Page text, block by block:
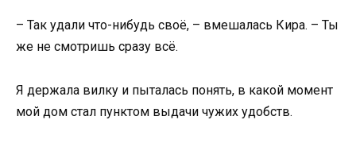
– Так удали что-нибудь своё, – вмешалась Кира. – Ты
же не смотришь сразу всё.
Я держала вилку и пыталась понять, в какой момент
мой дом стал пунктом выдачи чужих удобств.